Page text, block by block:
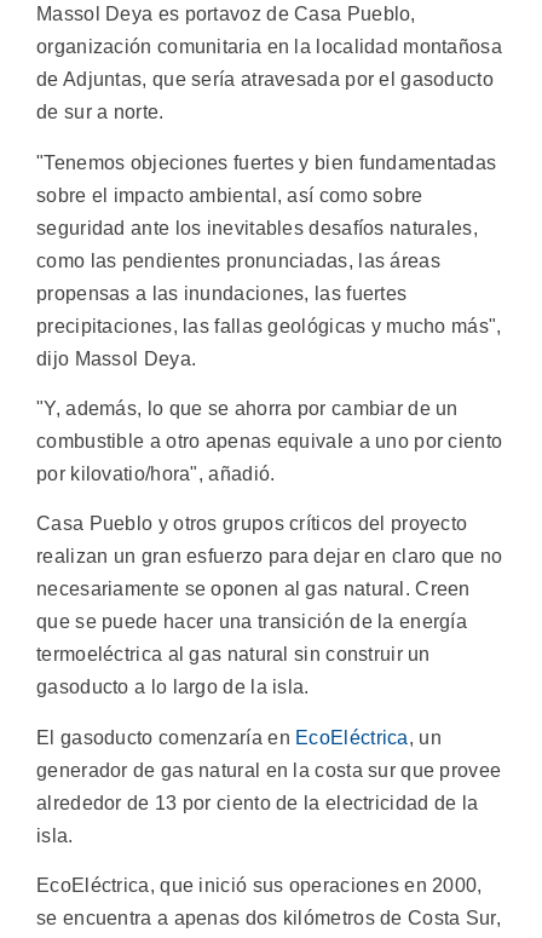
Massol Deya es portavoz de Casa Pueblo,
organización comunitaria en la localidad montañosa
de Adjuntas, que sería atravesada por el gasoducto
de sur a norte.
"Tenemos objeciones fuertes y bien fundamentadas
sobre el impacto ambiental, así como sobre
seguridad ante los inevitables desafíos naturales,
como las pendientes pronunciadas, las áreas
propensas a las inundaciones, las fuertes
precipitaciones, las fallas geológicas y mucho más",
dijo Massol Deya.
"Y, además, lo que se ahorra por cambiar de un
combustible a otro apenas equivale a uno por ciento
por kilovatio/hora", añadió.
Casa Pueblo y otros grupos críticos del proyecto
realizan un gran esfuerzo para dejar en claro que no
necesariamente se oponen al gas natural. Creen
que se puede hacer una transición de la energía
termoeléctrica al gas natural sin construir un
gasoducto a lo largo de la isla.
El gasoducto comenzaría en EcoEléctrica, un
generador de gas natural en la costa sur que provee
alrededor de 13 por ciento de la electricidad de la
isla.
EcoEléctrica, que inició sus operaciones en 2000,
se encuentra a apenas dos kilómetros de Costa Sur,